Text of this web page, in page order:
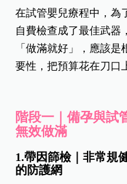
在試管嬰兒療程中，為
自費檢查成了最佳武器
「做滿就好」，應該
要性，把預算花在刀口
階段一｜備孕與試
無效做滿
1.帶因篩檢｜非常規
的防護網